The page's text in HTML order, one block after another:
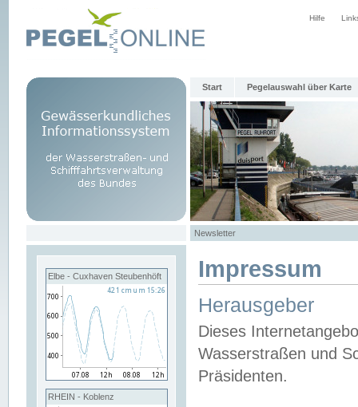
Hilfe
Start Pegelauswahl über Karte
Newsletter
Elbe - Cuxhaven Steubenhöft
RHEIN - Koblenz
Impressum
Herausgeber
Dieses
Wasserstraßen und
Präsidenten.